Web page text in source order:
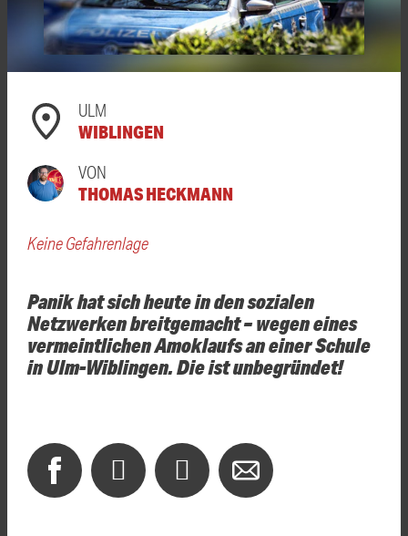
ULM
WIBLINGEN
VON
THOMAS HECKMANN
Keine Gefahrenlage
Panik hat sich heute in den sozialen
Netzwerken breitgemacht – wegen eines
vermeintlichen Amoklaufs an einer Schule
in Ulm-Wiblingen. Die ist unbegründet!